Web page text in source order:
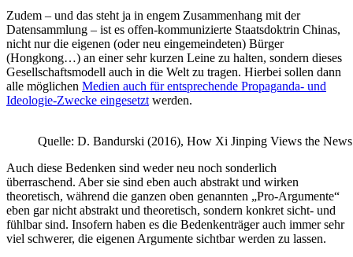
Zudem – und das steht ja in engem Zusammenhang mit der
Datensammlung – ist es offen-kommunizierte Staatsdoktrin Chinas,
nicht nur die eigenen (oder neu eingemeindeten) Bürger
(Hongkong…) an einer sehr kurzen Leine zu halten, sondern dieses
Gesellschaftsmodell auch in die Welt zu tragen. Hierbei sollen dann
alle möglichen Medien auch für entsprechende Propaganda- und
Ideologie-Zwecke eingesetzt werden.
Quelle: D. Bandurski (2016), How Xi Jinping Views the News
Auch diese Bedenken sind weder neu noch sonderlich
überraschend. Aber sie sind eben auch abstrakt und wirken
theoretisch, während die ganzen oben genannten „Pro-Argumente“
eben gar nicht abstrakt und theoretisch, sondern konkret sicht- und
fühlbar sind. Insofern haben es die Bedenkenträger auch immer sehr
viel schwerer, die eigenen Argumente sichtbar werden zu lassen.